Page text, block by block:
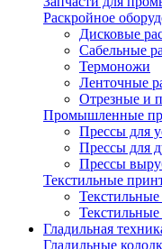
Раскройное
Дисковые
Сабельные
Термоножи
Ленточные
Отрезные и
Промышленные
Прессы для
Прессы для
Прессы
Текстильные
Гладильная
Гладильные